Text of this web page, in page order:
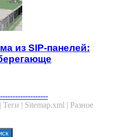
из SIP-панелей:
Теги | Sitemap.xml | Разное